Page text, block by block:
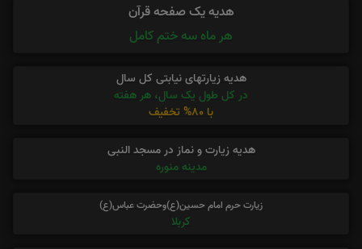
هدیه یک صفحه قرآن
هر ماه سه ختم کامل
هدیه زیارتهای نیابتی کل سال
در کل طول یک سال، هر هفته
با 80% تخفیف
هدیه زیارت و نماز در مسجد النبی
مدینه منوره
زیارت حرم امام حسین(ع)وحضرت عباس(ع)
کربلا